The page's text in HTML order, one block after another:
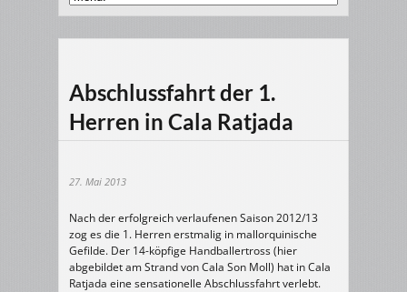
Abschlussfahrt der 1.
Herren in Cala Ratjada
27. Mai 2013
Nach der erfolgreich verlaufenen Saison 2012/13
zog es die 1. Herren erstmalig in mallorquinische
Gefilde. Der 14-köpfige Handballertross (hier
abgebildet am Strand von Cala Son Moll) hat in Cala
Ratjada eine sensationelle Abschlussfahrt verlebt.